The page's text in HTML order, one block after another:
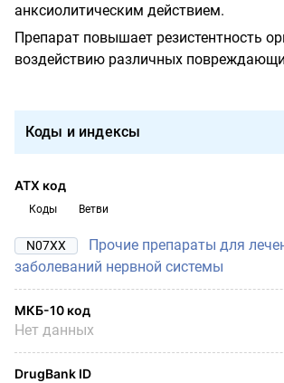
анксиолитическим действием.
Препарат повышает резистентность
воздействию различных
Коды и индексы
АТХ код
Коды Ветви
N07XX
Прочие препараты для
заболеваний нервной системы
МКБ-10 код
Нет данных
DrugBank ID